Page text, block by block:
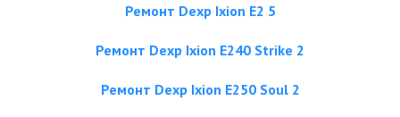
Ремонт Dexp Ixion E2 5
Ремонт Dexp Ixion E240 Strike 2
Ремонт Dexp Ixion E250 Soul 2